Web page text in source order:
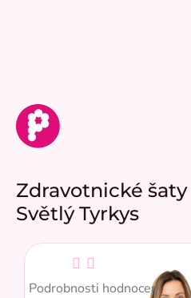
Zdravotnické
Světlý Tyrkys
Průměrné
hodnocení
Podrobnosti hodnocení